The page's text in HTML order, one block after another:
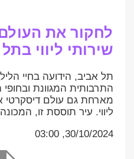
לחקור את
שירותי ליווי
תל אביב, הידועה בחיי
התרבותית המגוונת ובחופי
מארחת גם עולם דיסקרטי
ליווי. עיר תוססת זו,
30/10/2024, 03:00